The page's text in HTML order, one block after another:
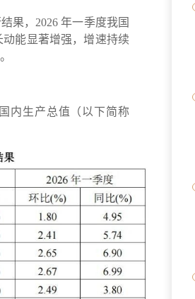
果，2026 年一季度我国
能显著增强，增速持续
内生产总值（以下简称